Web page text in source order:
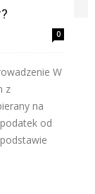
0
W
z
na
od